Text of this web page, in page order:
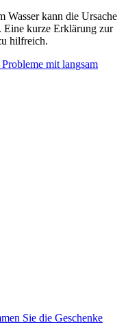
Wasser kann die Ursache
Eine kurze Erklärung zur
hilfreich.
mit langsam
Sie die Geschenke